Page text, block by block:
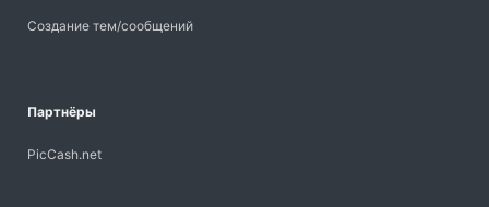
Создание тем/сообщений
Партнёры
PicCash.net